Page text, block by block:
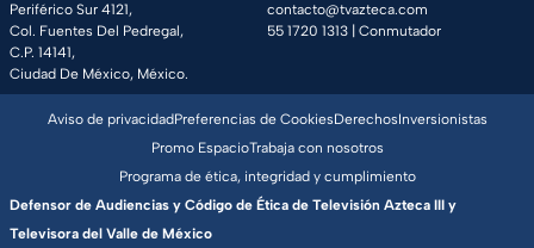
Periférico Sur 4121,
Col. Fuentes Del Pedregal,
C.P. 14141,
Ciudad De México, México.
contacto@tvazteca.com
55 1720 1313 | Conmutador
Aviso de privacidadPreferencias de CookiesDerechosInversionistas
Promo EspacioTrabaja con nosotros
Programa de ética, integridad y cumplimiento
Defensor de Audiencias y Código de Ética de Televisión Azteca III y
Televisora del Valle de México